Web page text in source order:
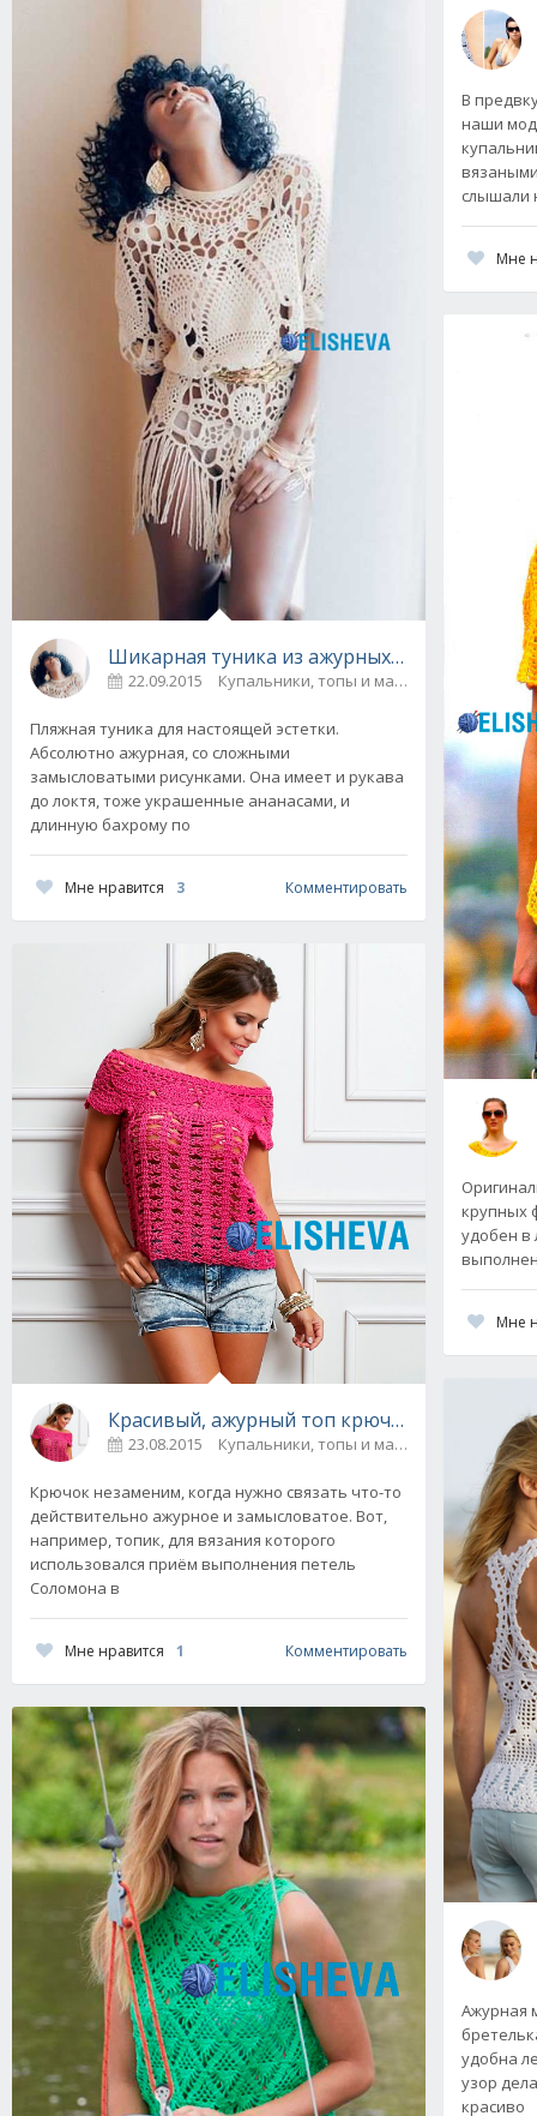
Шикарная туника из ажурных мотивов
22.09.2015 Купальники, топы и
Пляжная туника для настоящей эстетки.
Абсолютно ажурная, со сложными
замысловатыми рисунками. Она имеет и рукава
до локтя, тоже украшенные ананасами, и
длинную бахрому по
Мне нравится 3 Комментировать
Красивый, ажурный топ крючком с узором
23.08.2015 Купальники, топы и майки
Крючок незаменим, когда нужно связать что-то
действительно ажурное и замысловатое. Вот,
например, топик, для вязания которого
использовался приём выполнения петель
Соломона в
Мне нравится 1 Комментировать
В
наши
слышали
Мне
крупных
удобен в
Мне
Ажурная
удобна
узор
красиво